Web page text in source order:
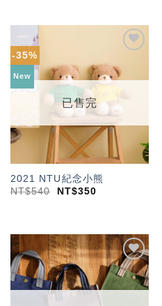
-35%
New
望輕
已售完
2021 NTU紀念小熊
NT$540 NT$350
加入
「願
望輕